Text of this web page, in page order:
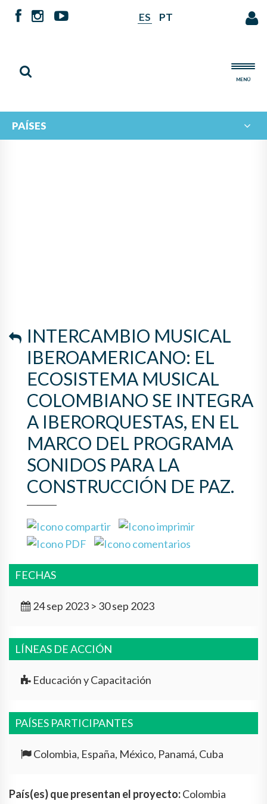
ES PT
MENÚ
PAÍSES
MARCO DEL PROGRAMA
SONIDOS PARA LA
CONSTRUCCIÓN DE PAZ.
INTERCAMBIO MUSICAL
IBEROAMERICANO: EL
ECOSISTEMA MUSICAL
COLOMBIANO SE INTEGRA
A IBERORQUESTAS, EN EL
MARCO DEL PROGRAMA
SONIDOS PARA LA
CONSTRUCCIÓN DE PAZ.
FECHAS
24 sep 2023 > 30 sep 2023
LÍNEAS DE ACCIÓN
Educación y Capacitación
PAÍSES PARTICIPANTES
Colombia, España, México, Panamá, Cuba
País(es) que presentan el proyecto:Colombia